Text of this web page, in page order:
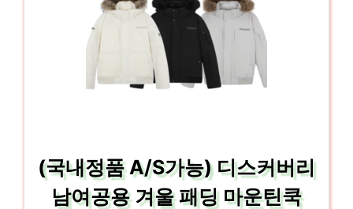
(국내정품 A/S가능) 디스커버리
남여공용 겨울 패딩 마운틴쿡